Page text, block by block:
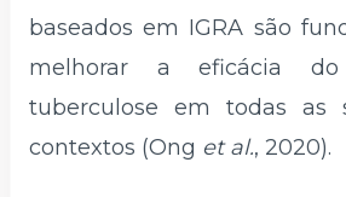
baseados em IGRA são
melhorar a eficácia
tuberculose em todas as
contextos (Ong et al., 2020).